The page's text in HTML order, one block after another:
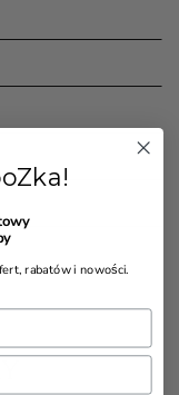
rabatów i nowości.